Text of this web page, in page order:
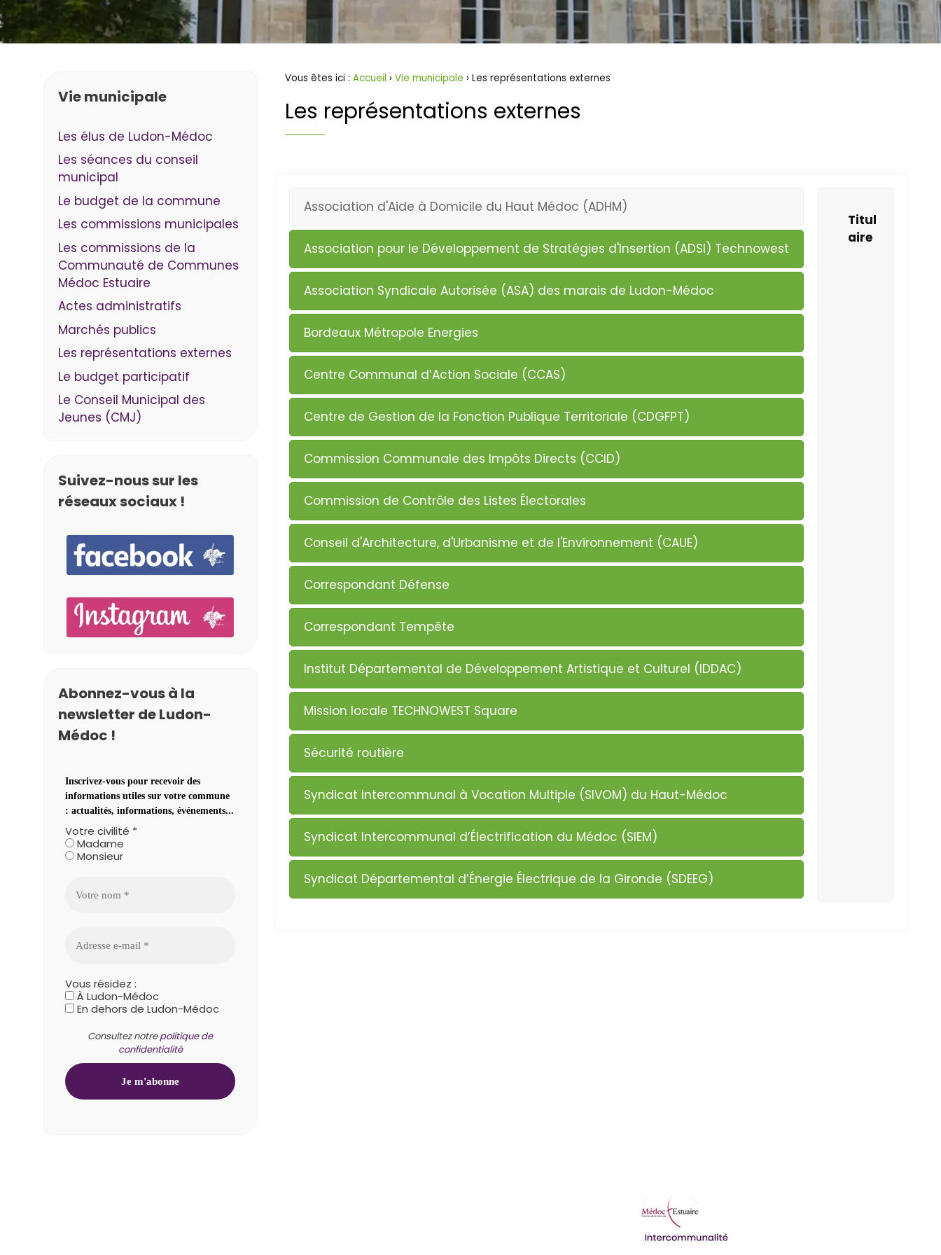
Vous êtes ici : Accueil › Vie municipale › Les représentations externes
Les représentations externes
Association d'Aide à Domicile du Haut Médoc (ADHM)
Association pour le Développement de Stratégies d'Insertion (ADSI) Technowest
Association Syndicale Autorisée (ASA) des marais de Ludon-Médoc
Bordeaux Métropole Energies
Centre Communal d’Action Sociale (CCAS)
Centre de Gestion de la Fonction Publique Territoriale (CDGFPT)
Commission Communale des Impôts Directs (CCID)
Commission de Contrôle des Listes Électorales
Conseil d'Architecture, d'Urbanisme et de l'Environnement (CAUE)
Correspondant Défense
Correspondant Tempête
Institut Départemental de Développement Artistique et Culturel (IDDAC)
Mission locale TECHNOWEST Square
Sécurité routière
Syndicat Intercommunal à Vocation Multiple (SIVOM) du Haut-Médoc
Syndicat Intercommunal d’Électrification du Médoc (SIEM)
Syndicat Départemental d’Énergie Électrique de la Gironde (SDEEG)
Titul
aire
Vie municipale
Les élus de Ludon-Médoc
Les séances du conseil
municipal
Le budget de la commune
Les commissions municipales
Les commissions de la
Communauté de Communes
Médoc Estuaire
Actes administratifs
Marchés publics
Les représentations externes
Le budget participatif
Le Conseil Municipal des
Jeunes (CMJ)
Suivez-nous sur les
réseaux sociaux !
Abonnez-vous à la
newsletter de Ludon-
Médoc !
Inscrivez-vous pour recevoir des
informations utiles sur votre commune
: actualités, informations, événements...
Votre civilité *
Madame
Monsieur
Vous résidez :
À Ludon-Médoc
En dehors de Ludon-Médoc
Consultez notrepolitique de
confidentialité